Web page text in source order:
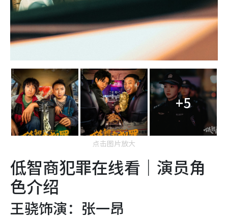
+5
点击图片放大
低智商犯罪在线看｜演员角
色介绍
王骁饰演：张一昂